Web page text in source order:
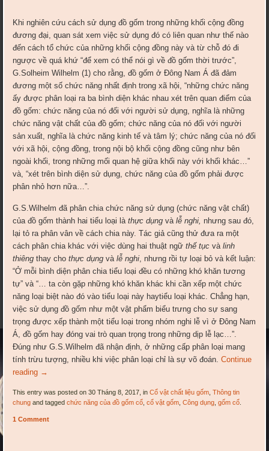
Khi nghiên cứu cách sử dụng đồ gốm trong những khối cộng đồng
đương đại, quan sát xem việc sử dụng đó có liên quan như thế nào
đến cách tổ chức của những khối cộng đồng này và từ chỗ đó đi
ngược về quá khứ “để xem có thể nói gì về đồ gốm thời trước”,
G.Solheim Wilhelm (1) cho rằng, đồ gốm ở Đông Nam Á đã đảm
đương một số chức năng nhất định trong xã hội, “những chức năng
ấy được phân loại ra ba bình diện khác nhau xét trên quan điểm của
đồ gốm: chức năng của nó đối với người sử dụng, nghĩa là những
chức năng vật chất của đồ gốm; chức năng của nó đối với người
sản xuất, nghĩa là chức năng kinh tế và tâm lý; chức năng của nó đối
với xã hội, cộng đồng, trong nội bộ khối cộng đồng cũng như bên
ngoài khối, trong những mối quan hệ giữa khối này với khối khác…”
và, “xét trên bình diện sử dụng, chức năng của đồ gốm phải được
phân nhỏ hơn nữa…”.
G.S.Wilhelm đã phân chia chức năng sử dụng (chức năng vật chất)
của đồ gốm thành hai tiểu loại làthực dụng vàlễ nghi, nhưng sau đó,
lại tỏ ra phân vân về cách chia này. Tác giả cũng thử đưa ra một
cách phân chia khác với việc dùng hai thuật ngữthế tục vàlinh
thiêng thay chothực dụng vàlễ nghi, nhưng rồi tự loại bỏ và kết luận:
“Ở mỗi bình diện phân chia tiểu loại đều có những khó khăn tương
tự” và “… ta còn gặp những khó khăn khác khi cần xếp một chức
năng loại biệt nào đó vào tiểu loại này haytiểu loại khác. Chẳng hạn,
việc sử dụng đồ gốm như một vật phẩm biểu trưng cho sự sang
trọng được xếp thành một tiểu loại trong nhóm nghi lễ vì ở Đông Nam
Á, đồ gốm hay đóng vai trò quan trọng trong những dịp lễ lạc…”.
Đúng như G.S.Wilhelm đã nhận định, ở những cấp phân loại mang
tính trừu tượng, nhiều khi việc phân loại chỉ là sự võ đoán.Continue
reading →
This entry was posted on 30 Tháng 8, 2017, inCổ vật chất liệu gốm ,Thông tin
chung and taggedchức năng của đồ gốm cổ ,cổ vật gốm ,Công dụng ,gốm cổ
1 Comment